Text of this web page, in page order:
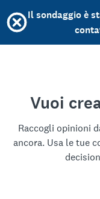
Il sondaggio è
Vuoi
Raccogli opinioni
ancora. Usa le tue